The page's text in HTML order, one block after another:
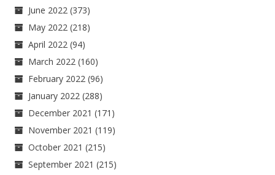
June 2022 (373)
May 2022 (218)
April 2022 (94)
March 2022 (160)
February 2022 (96)
January 2022 (288)
December 2021 (171)
November 2021 (119)
October 2021 (215)
September 2021 (215)